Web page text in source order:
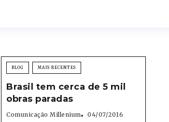
BLOG MAIS RECENTES
Brasil tem cerca de 5 mil
obras paradas
Comunicação Millenium
04/07/2016